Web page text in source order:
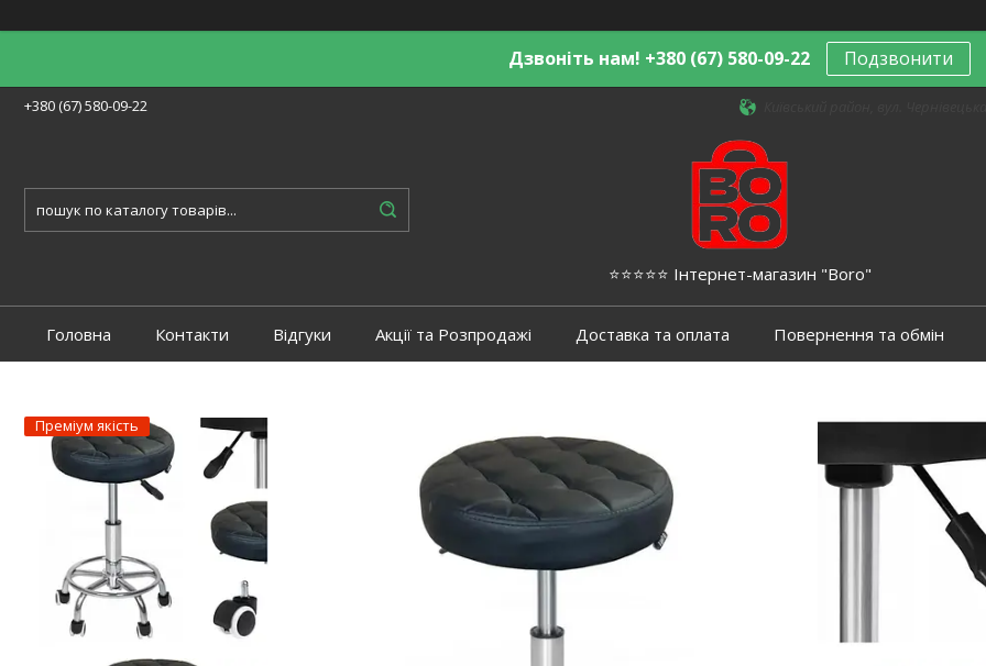
Дзвоніть нам! +380 (67) 580-09-22 Подзвонити
+380 (67) 580-09-22
⭐️⭐️⭐️⭐️⭐️ Інтернет-магазин "Boro"
Головна Контакти Відгуки Акції та Розпродажі Доставка та оплата Повернення та обмін
Преміум якість